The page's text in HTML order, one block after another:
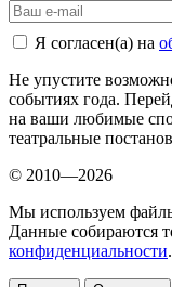
Я согласен(а) на
Не упустите
событиях года.
на ваши любимые
театральные
© 2010—2026
Мы используем
Данные собираются
конфиденциальности.